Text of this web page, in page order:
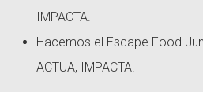
IMPACTA.
Hacemos el Escape Food
ACTUA, IMPACTA.